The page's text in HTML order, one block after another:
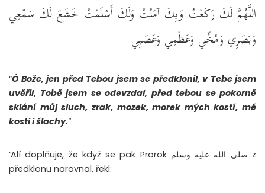
اللَّهُمَّ لَكَ رَكَعْتُ وَبِكَ آمَنْتُ وَلَكَ أَسْلَمْتُ خَشَعَ لَكَ سَمْعِي
وَبَصَرِي وَمُخِّي وَعَظْمِي وَعَصَبِي
“Ó Bože, jen před Tebou jsem se předklonil, v Tebe jsem
uvěřil, Tobě jsem se odevzdal, před tebou se pokorně
sklání můj sluch, zrak, mozek, morek mých kostí, mé
kosti i šlachy.“
‘Alí doplňuje, že když se pak Prorok صلى الله عليه وسلم z
předklonu narovnal, řekl: